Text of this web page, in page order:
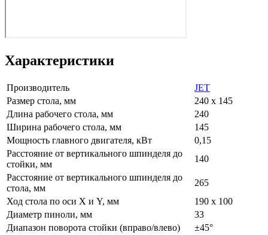
Характеристики
Производитель
JET
Размер стола, мм
240 х 145
Длина рабочего стола, мм
240
Ширина рабочего стола, мм
145
Мощность главного двигателя, кВт
0,15
Расстояние от вертикального шпинделя до
стойки, мм
140
Расстояние от вертикального шпинделя до
стола, мм
265
Ход стола по оси X и Y, мм
190 x 100
Диаметр пиноли, мм
33
Диапазон поворота стойки (вправо/влево)
±45°